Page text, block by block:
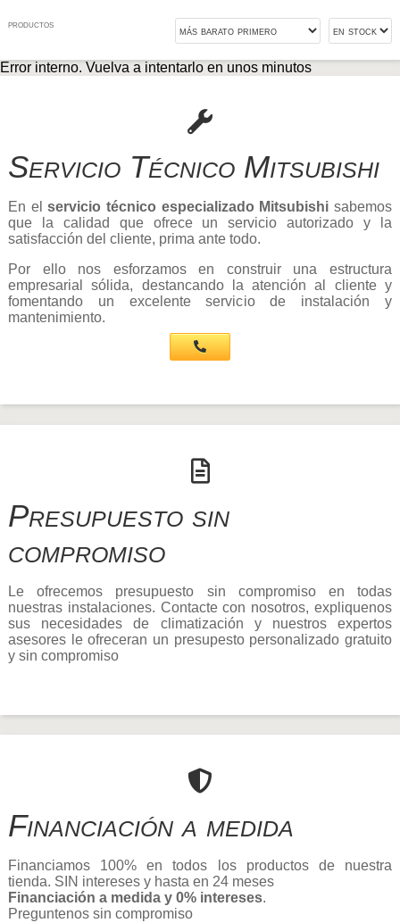
productos
Error interno. Vuelva a intentarlo en unos minutos
Servicio Técnico Mitsubishi
En elservicio técnico especializado Mitsubishi sabemos
que la calidad que ofrece un servicio autorizado y la
satisfacción del cliente, prima ante todo.
Por ello nos esforzamos en construir una estructura
empresarial sólida, destancando la atención al cliente y
fomentando un excelente servicio de instalación y
mantenimiento.
Presupuesto sin
compromiso
Le ofrecemos presupuesto sin compromiso en todas
nuestras instalaciones. Contacte con nosotros, expliquenos
sus necesidades de climatización y nuestros expertos
asesores le ofreceran un presupesto personalizado gratuito
y sin compromiso
Financiación a medida
Financiamos 100% en todos los productos de nuestra
tienda. SIN intereses y hasta en 24 meses
Financiación a medida y 0% intereses.
Preguntenos sin compromiso